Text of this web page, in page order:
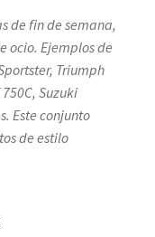
de fin de semana,
ocio. Ejemplos de
Triumph
Suzuki
Este conjunto
de estilo